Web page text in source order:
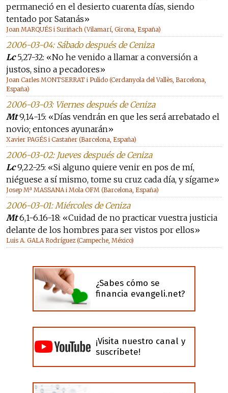
permaneció en el desierto cuarenta días, siendo
tentado por Satanás»
Joan MARQUÉS i Suriñach (Vilamarí, Girona, España)
2006-03-04: Sábado después de Ceniza
Lc5,27-32: «No he venido a llamar a conversión a
justos, sino a pecadores»
Joan Carles MONTSERRAT i Pulido (Cerdanyola del Vallès, Barcelona,
España)
2006-03-03: Viernes después de Ceniza
Mt9,14-15: «Días vendrán en que les será arrebatado el
novio; entonces ayunarán»
Xavier PAGÉS i Castañer (Barcelona, España)
2006-03-02: Jueves después de Ceniza
Lc9,22-25: «Si alguno quiere venir en pos de mí,
niéguese a sí mismo, tome su cruz cada día, y sígame»
Josep Mª MASSANA i Mola OFM (Barcelona, España)
2006-03-01: Miércoles de Ceniza
Mt6,1-6.16-18: «Cuidad de no practicar vuestra justicia
delante de los hombres para ser vistos por ellos»
Luis A. GALA Rodríguez (Campeche, México)
¿Sabes cómo se
financia evangeli.net?
¡Visita nuestro canal y
suscríbete!